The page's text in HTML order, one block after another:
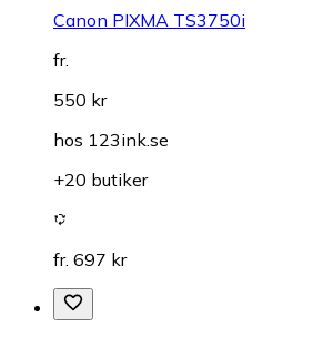
Canon PIXMA TS3750i
fr.
550 kr
hos 123ink.se
+20 butiker
fr. 697 kr